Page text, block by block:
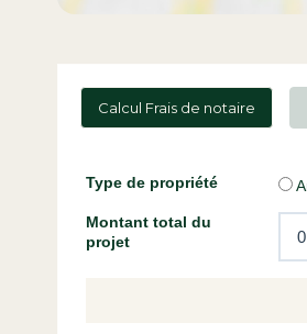
Calcul Frais de notaire